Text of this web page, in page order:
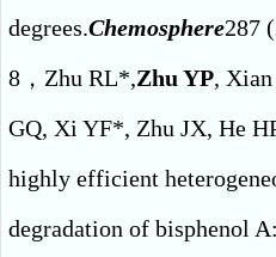
degrees.Chemosphere287
8，Zhu RL*,Zhu YP,
GQ, Xi YF*, Zhu JX, He
highly efficient
degradation of bisphenol